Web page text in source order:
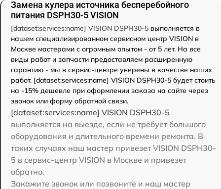
Замена кулера источника бесперебойного
питания DSPH30-5 VISION
[dataset:services:name] VISION DSPH30-5 выполняется в
нашем специализированном сервисном центр VISION в
Москве мастерами с огромным опытом - от 5 лет. На все
виды работ и запчасти предоставляем расширенную
гарантию - мы в сервис-центре уверены в качестве наших
работ. [dataset:services:name] VISION DSPH30-5 будет стоить
на -15% дешевле при оформлении заказа на сайте через
звонок или форму обратной связи.
[dataset:services:name] VISION DSPH30-5
выполняется на выезде, если не требует большого
оборудования и длительного времени ремонта. В
таких случаях наш мастер привезет VISION DSPH30-
5 в сервис-центр VISION в Москве и привезет
обратно.
Закажите звонок или позвоните и наш мастер